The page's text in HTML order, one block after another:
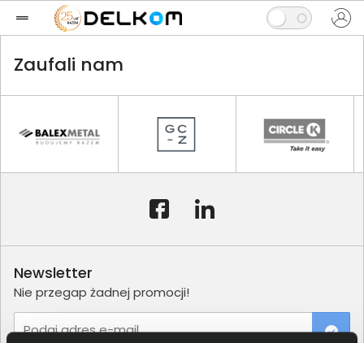
Zaufali nam
Newsletter
Nie przegap żadnej promocji!
Podaj adres e-mail